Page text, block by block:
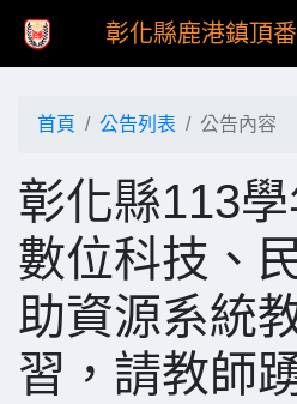
彰化縣鹿港鎮頂
首頁 公告列表 公告內容
彰化縣113
數位科技、
助資源系統
習，請教師